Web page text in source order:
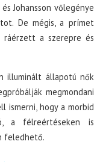
Johansson vőlegénye
De mégis, a prímet
ráérzett a szerepre és
illuminált állapotú nők
megmondani
ismerni, hogy a morbid
a félreértéseken is
feledhető.